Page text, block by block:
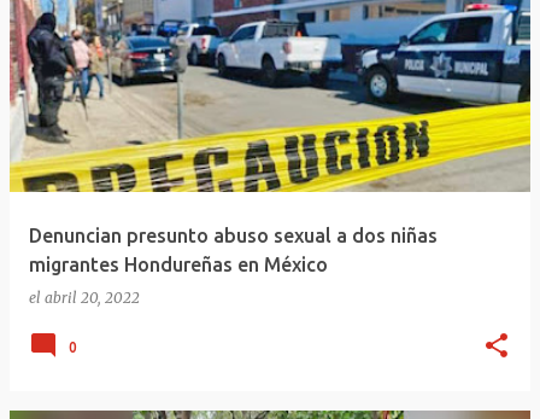
Denuncian presunto abuso sexual a dos niñas
migrantes Hondureñas en México
el abril 20, 2022
0